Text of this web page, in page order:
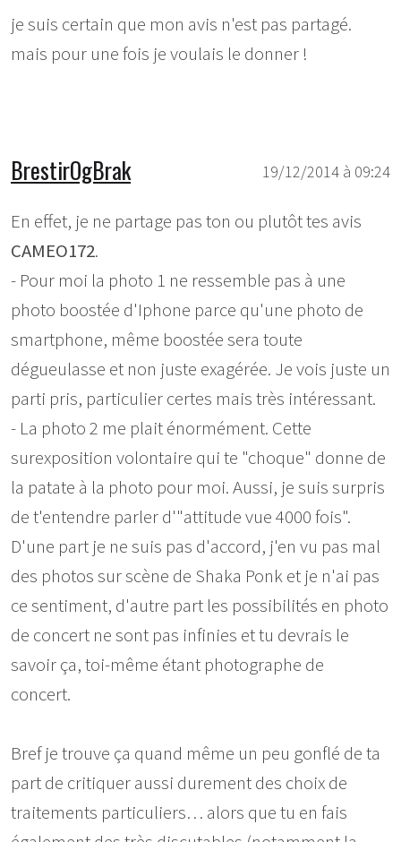
je suis certain que mon avis n'est pas partagé.
mais pour une fois je voulais le donner !
19/12/2014 à 09:24
BrestirOgBrak
En effet, je ne partage pas ton ou plutôt tes avis
CAMEO172.
- Pour moi la photo 1 ne ressemble pas à une
photo boostée d'Iphone parce qu'une photo de
smartphone, même boostée sera toute
dégueulasse et non juste exagérée. Je vois juste un
parti pris, particulier certes mais très intéressant.
- La photo 2 me plait énormément. Cette
surexposition volontaire qui te "choque" donne de
la patate à la photo pour moi. Aussi, je suis surpris
de t'entendre parler d'"attitude vue 4000 fois".
D'une part je ne suis pas d'accord, j'en vu pas mal
des photos sur scène de Shaka Ponk et je n'ai pas
ce sentiment, d'autre part les possibilités en photo
de concert ne sont pas infinies et tu devrais le
savoir ça, toi-même étant photographe de
concert.
Bref je trouve ça quand même un peu gonflé de ta
part de critiquer aussi durement des choix de
traitements particuliers… alors que tu en fais